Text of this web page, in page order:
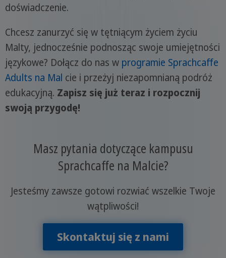
doświadczenie.
Chcesz zanurzyć się w tętniącym życiem życiu
Malty, jednocześnie podnosząc swoje umiejętności
językowe? Dołącz do nas w programie Sprachcaffe
Adults na Mal cie i przeżyj niezapomnianą podróż
edukacyjną. Zapisz się już teraz i rozpocznij
swoją przygodę!
Masz pytania dotyczące kampusu
Sprachcaffe na Malcie?
Jesteśmy zawsze gotowi rozwiać wszelkie Twoje
wątpliwości!
Skontaktuj się z nami